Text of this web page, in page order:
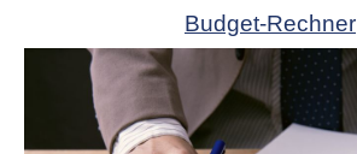
Budget-Rechner